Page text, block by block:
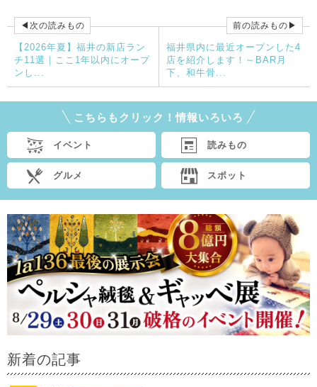
◀次の読みもの
【2026年夏】福井の新店ラン
チ11選｜ここ1年以内にオープ
ンし...
前の読みもの▶
福井県内に最近オープンした4
店を紹介します！～BAR月
下、和牛骨...
こちらもクリック！情報いろいろ
イベント 読みもの
グルメ スポット
新着の記事